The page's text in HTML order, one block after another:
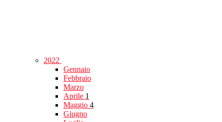
2022
Gennaio
Febbraio
Marzo
Aprile 1
Maggio 4
Giugno